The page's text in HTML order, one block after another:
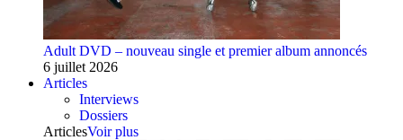
Adult DVD – nouveau single et premier album annoncés
6 juillet 2026
Articles
Interviews
Dossiers
ArticlesVoir plus